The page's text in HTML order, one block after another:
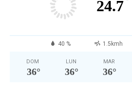
24.7
40 % 1.5kmh
DOM
36°
LUN
36°
MAR
36°